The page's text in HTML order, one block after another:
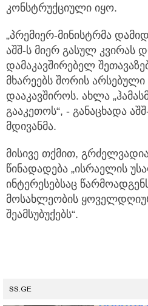
კონსტრუქციული იყო.
„პრემიერ-მინისტრმა
აშშ-ს მიერ გასულ კვირას
დამაკავშირებელ
მხარეებს შორის არსებული
დააკავშიროს. ახლა
გააკეთოს“, - განაცხადა
მდივანმა.
მისივე თქმით,
წინადადება „ისრაელის
ინტერესებსაც
მოსახლეობის
შეამსუბუქებს“.
SS.GE